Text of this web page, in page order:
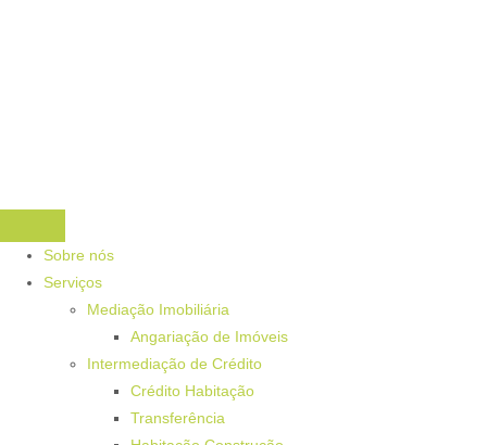
Sobre nós
Serviços
Mediação Imobiliária
Angariação de Imóveis
Intermediação de Crédito
Crédito Habitação
Transferência